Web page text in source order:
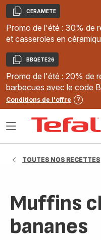
Copier
CERAMETE
Promo de l'été : 30% de
et casseroles en
Copier
BBQETE26
Promo de l'été : 20% de
barbecues avec le code
Conditions de l'offre
Ouvrir
TOUTES NOS RECETTES
Muffins
bananes